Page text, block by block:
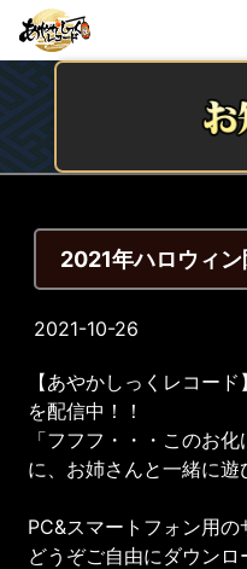
2021年ハロウィン
2021-10-26
【あやかしっくレコー
を配信中！！
「フフフ・・・このお
に、お姉さんと一緒に遊
PC&スマートフォン用の
どうぞご自由にダウン